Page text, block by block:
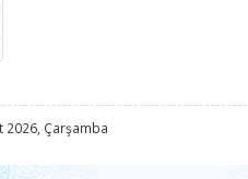
2026, Çarşamba